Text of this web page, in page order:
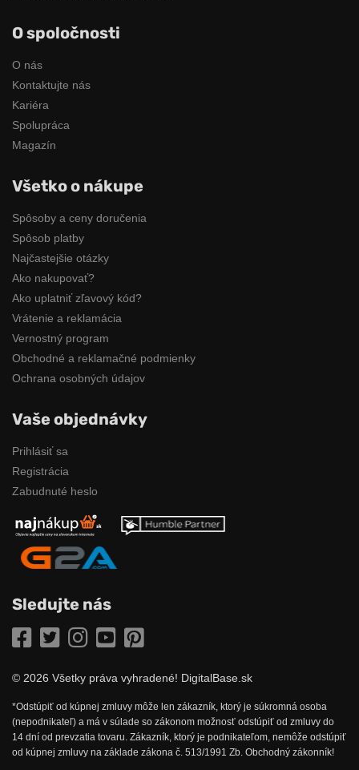
O spoločnosti
O nás
Kontaktujte nás
Kariéra
Spolupráca
Magazín
Všetko o nákupe
Spôsoby a ceny doručenia
Spôsob platby
Najčastejšie otázky
Ako nakupovať?
Ako uplatniť zľavový kód?
Vrátenie a reklamácia
Vernostný program
Obchodné a reklamačné podmienky
Ochrana osobných údajov
Vaše objednávky
Prihlásiť sa
Registrácia
Zabudnuté heslo
Sledujte nás
Facebook
TwitterInstagramYouTube
© 2026 Všetky práva vyhradené! DigitalBase.sk
*Odstúpiť od kúpnej zmluvy môže len zákazník, ktorý je súkromná osoba
(nepodnikateľ) a má v súlade so zákonom možnosť odstúpiť od zmluvy do
14 dní od prevzatia tovaru. Zákazník, ktorý je podnikateľom, nemôže odstúpiť
od kúpnej zmluvy na základe zákona č. 513/1991 Zb. Obchodný zákonník!